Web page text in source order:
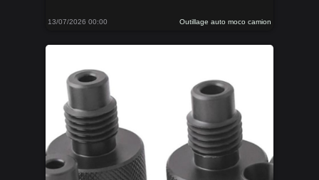
13/07/2026 00:00 Outillage auto moco camion